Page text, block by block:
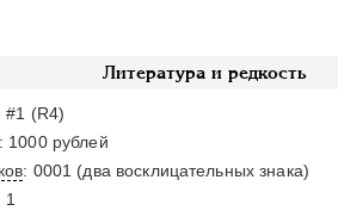
Литература и редкость
#1 (R4)
1000 рублей
: 0001 (два восклицательных знака)
1